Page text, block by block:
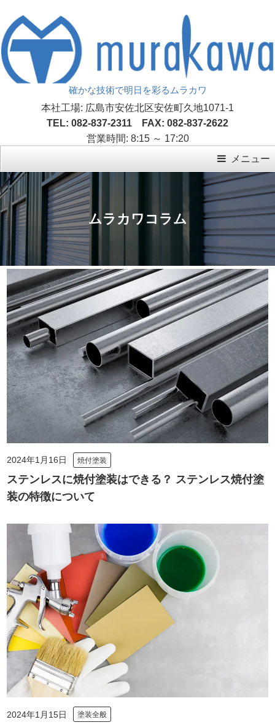
確かな技術で明日を彩るムラカワ
本社工場: 広島市安佐北区安佐町久地1071-1
TEL: 082-837-2311 FAX: 082-837-2622
営業時間: 8:15 ～ 17:20
メニュー
ムラカワコラム
2024年1月16日 焼付塗装
ステンレスに焼付塗装はできる？ ステンレス焼付塗
装の特徴について
2024年1月15日 塗装全般